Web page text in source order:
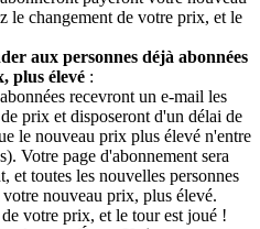
le changement de votre prix, et le
aux personnes déjà abonnées
plus élevé :
recevront un e-mail les
prix et disposeront d'un délai de
le nouveau prix plus élevé n'entre
Votre page d'abonnement sera
et toutes les nouvelles personnes
nouveau prix, plus élevé.
votre prix, et le tour est joué !